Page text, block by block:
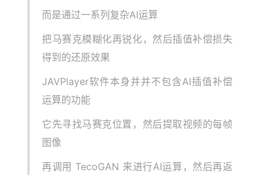
而是通过一系列复杂AI运算
把马赛克模糊化再锐化，然后插值补偿损失
得到的还原效果
JAVPlayer软件本身并并不包含AI插值补偿
运算的功能
它先寻找马赛克位置，然后提取视频的每帧
图像
再调用 TecoGAN 来进行AI运算，然后再返